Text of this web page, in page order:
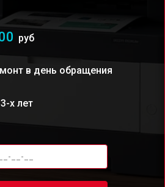
руб
в день обращения
х лет